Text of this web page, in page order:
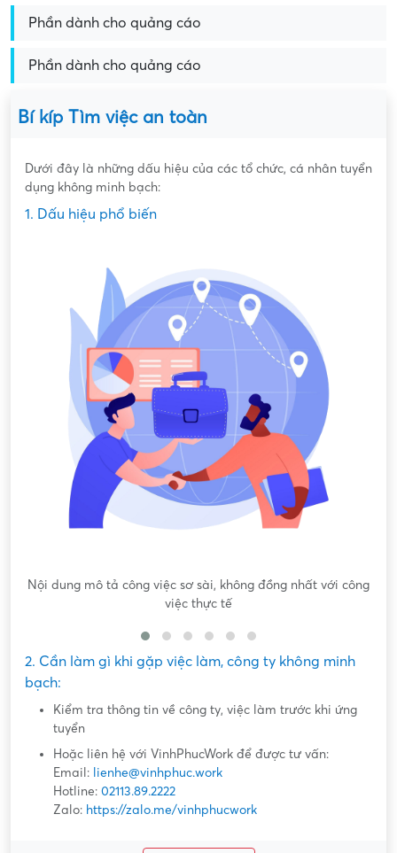
Phần dành cho quảng cáo
Phần dành cho quảng cáo
Bí kíp Tìm việc an toàn
Dưới đây là những dấu hiệu của các tổ chức, cá nhân tuyển
dụng không minh bạch:
1. Dấu hiệu phổ biến
Nội dung mô tả công việc sơ sài, không đồng nhất với công
việc thực tế
2. Cần làm gì khi gặp việc làm, công ty không minh
bạch:
Kiểm tra thông tin về công ty, việc làm trước khi ứng
tuyển
Hoặc liên hệ với VinhPhucWork để được tư vấn:
Email: lienhe@vinhphuc.work
Hotline: 02113.89.2222
Zalo: https://zalo.me/vinhphucwork